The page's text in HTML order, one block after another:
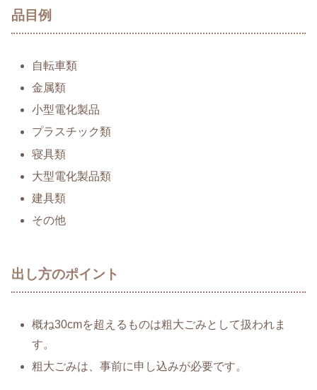
品目例
自転車類
金属類
小型電化製品
プラスチック類
寝具類
大型電化製品類
建具類
その他
出し方のポイント
概ね30cmを超えるものは粗大ごみとして扱われま
す。
粗大ごみは、事前に申し込みが必要です。